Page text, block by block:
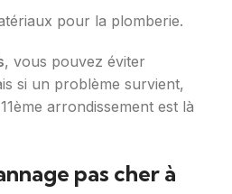
pour la plomberie.
, vous pouvez éviter
si un problème survient,
arrondissement est là
pas cher à